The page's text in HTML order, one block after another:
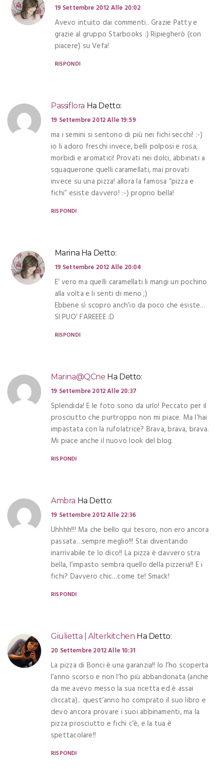
19 Settembre 2012 Alle 20:02
Avevo intuito dai commenti.. Grazie Patty e
grazie al gruppo Starbooks :) Ripiegherò (con
piacere) su Vefa!
RISPONDI
Passiflora Ha Detto:
19 Settembre 2012 Alle 19:59
ma i semini si sentono di più nei fichi secchi! :-)
io li adoro freschi invece, belli polposi e rosa,
morbidi e aromatici! Provati nei dolci, abbinati a
squaquerone quelli caramellati, mai provati
invece su una pizza! allora la famosa “pizza e
fichi” esiste davvero! :-) proprio bella!
RISPONDI
Marina Ha Detto:
19 Settembre 2012 Alle 20:04
E’ vero ma quelli caramellati li mangi un pochino
alla volta e li senti di meno ;)
Ebbene sì scopro anch’io da poco che esiste…
SI PUO’ FAREEEE :D
RISPONDI
Marina@QCne Ha Detto:
19 Settembre 2012 Alle 20:37
Splendida! E le foto sono da urlo! Peccato per il
prosciutto che purtroppo non mi piace. Ma l’hai
impastata con la rufolatrice? Brava, brava, brava.
Mi piace anche il nuovo look del blog.
RISPONDI
Ambra Ha Detto:
19 Settembre 2012 Alle 22:36
Uhhhh!!! Ma che bello qui tesoro, non ero ancora
passata…sempre meglio!!! Stai diventando
inarrivabile te lo dico!! La pizza è davvero stra
bella, l’impasto sembra quello della pizzeria!! E i
fichi? Davvero chic…come te! Smack!
RISPONDI
Giulietta | Alterkitchen Ha Detto:
20 Settembre 2012 Alle 10:31
La pizza di Bonci è una garanzia!! Io l’ho scoperta
l’anno scorso e non l’ho più abbandonata (anche
da me avevo messo la sua ricetta ed è assai
cliccata).. quest’anno ho comprato il suo libro e
devo ancora provare i suoi abbinamenti, ma la
pizza prosciutto e fichi c’è, e la tua è
spettacolare!!
RISPONDI